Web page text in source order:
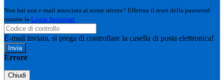
Non hai una e-mail associata al nome utente? Effettua il reset della password
tramite la Login Spaggiari
E-mail inviata, si prega di controllare la casella di posta elettronica!
Errore
Chiudi